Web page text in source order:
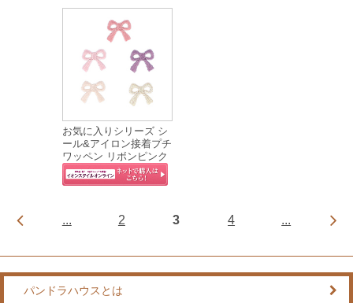
お気に入りシリーズ シ
ール&アイロン接着プチ
ワッペン リボンピンク
... 2 3 4 ...
パンドラハウスとは